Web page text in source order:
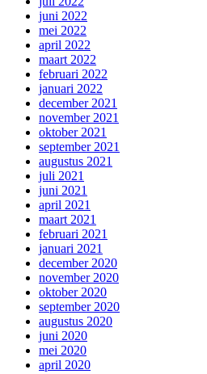
juni 2022
mei 2022
april 2022
maart 2022
februari 2022
januari 2022
december 2021
november 2021
oktober 2021
september 2021
augustus 2021
juli 2021
juni 2021
april 2021
maart 2021
februari 2021
januari 2021
december 2020
november 2020
oktober 2020
september 2020
augustus 2020
juni 2020
mei 2020
april 2020